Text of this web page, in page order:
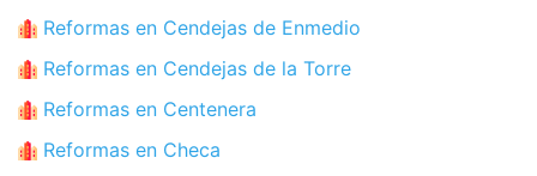
Reformas en Cendejas de Enmedio
Reformas en Cendejas de la Torre
Reformas en Centenera
Reformas en Checa